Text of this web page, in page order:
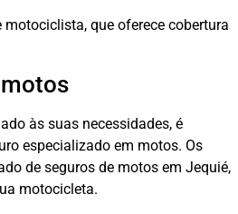
que oferece cobertura
às suas necessidades, é
especializado em motos. Os
de seguros de motos em Jequié,
motocicleta.